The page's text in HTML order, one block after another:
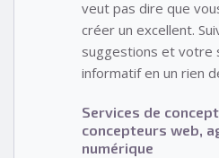
veut pas dire que
créer un excellent.
suggestions et votre
informatif en un rien
Services de
concepteurs web,
numérique